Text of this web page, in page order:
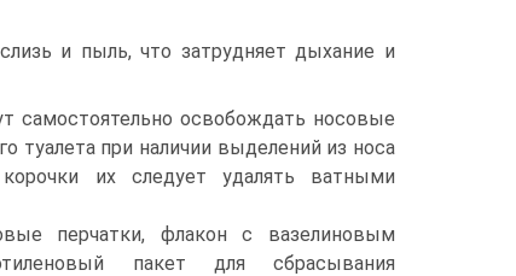
и пыль, что затрудняет дыхание и
самостоятельно освобождать носовые
туалета при наличии выделений из носа
их следует удалять ватными
перчатки, флакон с вазелиновым
пакет для сбрасывания